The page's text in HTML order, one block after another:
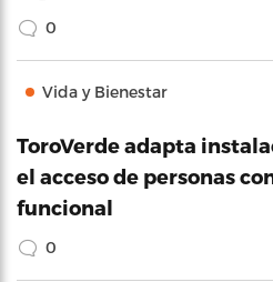
0
Vida y Bienestar
ToroVerde adapta
el acceso de personas
funcional
0